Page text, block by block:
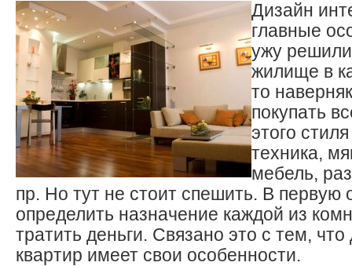
Дизайн
главные
ужу
жилище в
то
покупать
этого
техника,
мебель,
пр. Но тут не стоит спешить. В первую
определить назначение каждой из
тратить деньги. Связано это с тем,
квартир имеет свои особенности.